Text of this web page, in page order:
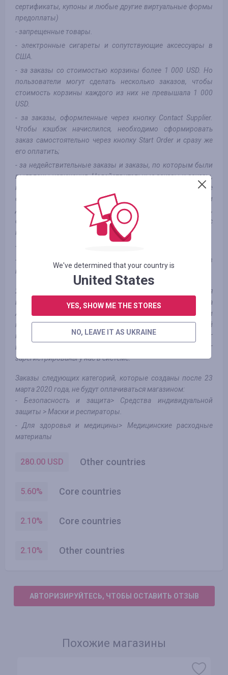
сертификаты, купоны и любые другие виртуальные формы
предоплаты)
- запрещенные товары.
- электронные сигареты и сопутствующие аксессуары в
США.
- за заказы со стоимостью корзины более 1 000 USD. Но
пользователи могут сделать несколько заказов, чтобы
стоимость корзины каждого из них не превышала 1 000
USD.
- за заказы, оформленные через кнопку Contact Supplier.
Чтобы кэшбэк начислился, необходимо сформировать
заказ самостоятельно через кнопку Start Order и сразу же
его оплатить;
- за недействительные заказы и заказы, по которым были
выявлены нарушения. Недействительные заказы и заказы,
по которым были выявлены нарушения, включают, но не
ограничиваются: действия, сгенерированные различными
девайсами, программами или роботами; заказы,
определенные как недействительные или заказы с
нарушениями, аналитическими алгоритмами Алибабы.
- за заказы, сделанные в приложении Alibaba
- кэшбэк начисляется только за покупки, сделанные в
категории "Готово к отправке".
2. В связи с повышенным спросом на медицинские изделия
из-за распространения COVID-19, с 23 марта 2020 года
Alibaba временно исключает медицинские маски для лица и
медицинские расходные материалы из партнерской
программы. Комиссия за такие товары не будет
выплачиваться, даже если данные заказы будут
зарегистрированы у нас в системе.
Заказы следующих категорий, которые созданы после 23
марта 2020 года, не будут оплачиваться магазином:
- Безопасность и защита> Средства индивидуальной
защиты > Маски и респираторы.
- Для здоровья и медицины> Медицинские расходные
материалы
280.00 USD Other countries
5.60% Core countries
2.10% Core countries
2.10% Other countries
АВТОРИЗИРУЙТЕСЬ, ЧТОБЫ ОСТАВИТЬ ОТЗЫВ
Похожие магазины
We've determined that your country is
United States
YES, SHOW ME THE STORES
NO, LEAVE IT AS UKRAINE